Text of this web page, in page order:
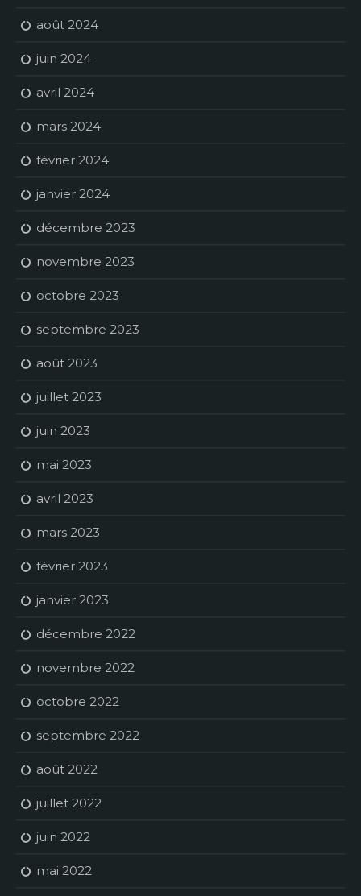
août 2024
juin 2024
avril 2024
mars 2024
février 2024
janvier 2024
décembre 2023
novembre 2023
octobre 2023
septembre 2023
août 2023
juillet 2023
juin 2023
mai 2023
avril 2023
mars 2023
février 2023
janvier 2023
décembre 2022
novembre 2022
octobre 2022
septembre 2022
août 2022
juillet 2022
juin 2022
mai 2022